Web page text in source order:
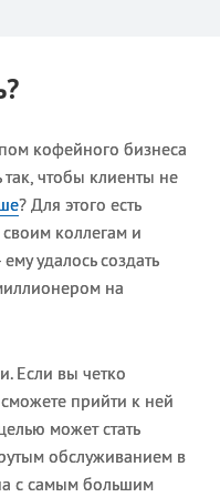
кофейного бизнеса
так, чтобы клиенты не
? Для этого есть
коллегам и
удалось создать
на
Если вы четко
прийти к ней
может стать
обслуживанием в
с самым большим